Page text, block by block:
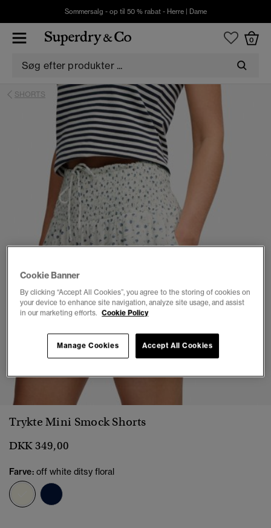
Sommersalg - op til 50 % rabat - Herre| Dame
0
SHORTS
Trykte Mini Smock Shorts
DKK 349,00
Farve: off white ditsy floral
valgt
Cookie Banner
By clicking “Accept All Cookies”, you agree to the storing of cookies on
your device to enhance site navigation, analyze site usage, and assist
in our marketing efforts. Cookie Policy
Accept All Cookies
Manage Cookies